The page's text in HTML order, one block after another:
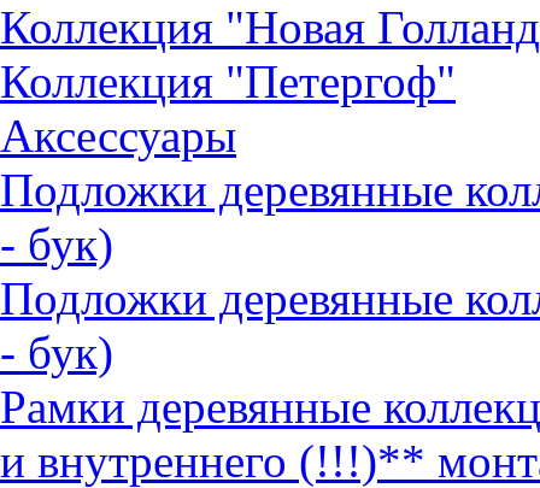
Коллекция "Новая
Коллекция "Петергоф"
Аксессуары
Подложки деревянные
- бук)
Подложки деревянные
- бук)
Рамки деревянные
и внутреннего (!!!)**